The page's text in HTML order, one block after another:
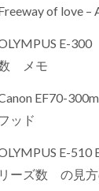
of love –
E-
メモ
EF70-
ッド
E-510
リーズ数 の見方